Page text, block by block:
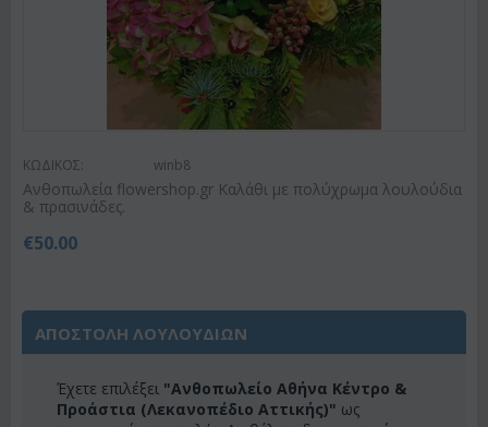
ΚΩΔΙΚΟΣ: winb8
Ανθοπωλεία flowershop.gr Καλάθι με πολύχρωμα λουλούδια
& πρασινάδες.
€50.00
ΑΠΟΣΤΟΛΗ ΛΟΥΛΟΥΔΙΩΝ
Έχετε επιλέξει "Ανθοπωλείο Αθήνα Κέντρο &
Προάστια (Λεκανοπέδιο Αττικής)" ως